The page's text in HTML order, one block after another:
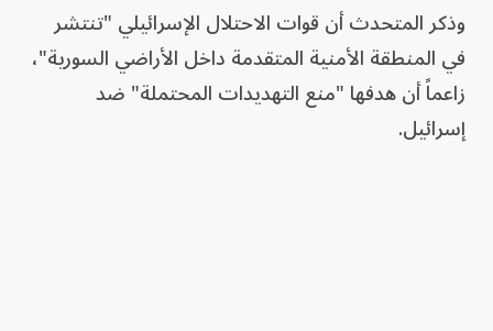
وذكر المتحدث أن قوات الاحتلال الإسرائيلي "تنتشر
في المنطقة الأمنية المتقدمة داخل الأراضي السورية"،
زاعماً أن هدفها "منع التهديدات المحتملة" ضد
إسرائيل.